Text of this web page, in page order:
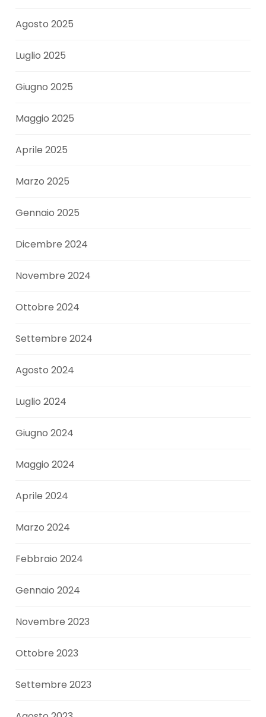
Agosto 2025
Luglio 2025
Giugno 2025
Maggio 2025
Aprile 2025
Marzo 2025
Gennaio 2025
Dicembre 2024
Novembre 2024
Ottobre 2024
Settembre 2024
Agosto 2024
Luglio 2024
Giugno 2024
Maggio 2024
Aprile 2024
Marzo 2024
Febbraio 2024
Gennaio 2024
Novembre 2023
Ottobre 2023
Settembre 2023